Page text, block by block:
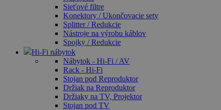
Sieťové filtre
Konektory / Ukončovacie sety
Splitter / Redukcie
Nástroje na výrobu káblov
Spojky / Redukcie
Hi-Fi nábytok
Nábytok - Hi-Fi / AV
Rack - Hi-Fi
Stojan pod Reproduktor
Držiak na Reproduktor
Držiaky na TV, Projektor
Stojan pod TV